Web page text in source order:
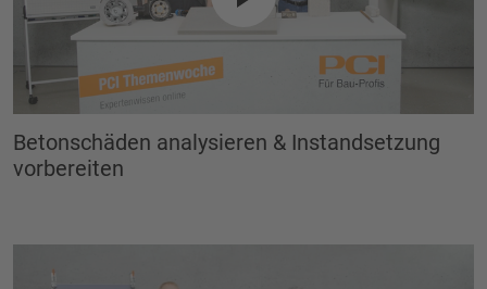
Betonschäden analysieren & Instandsetzung
vorbereiten